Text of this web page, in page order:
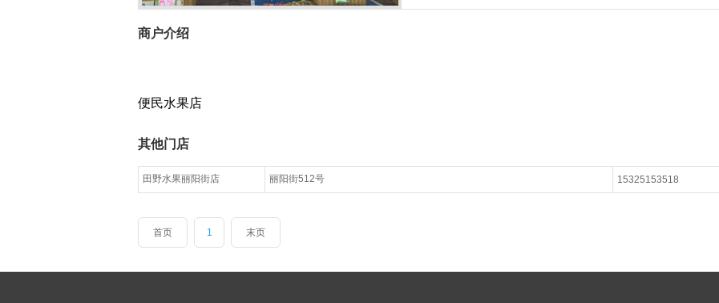
商户介绍
便民水果店
其他门店
田野水果丽阳街店 丽阳街512号 15325153518
首页 1 末页